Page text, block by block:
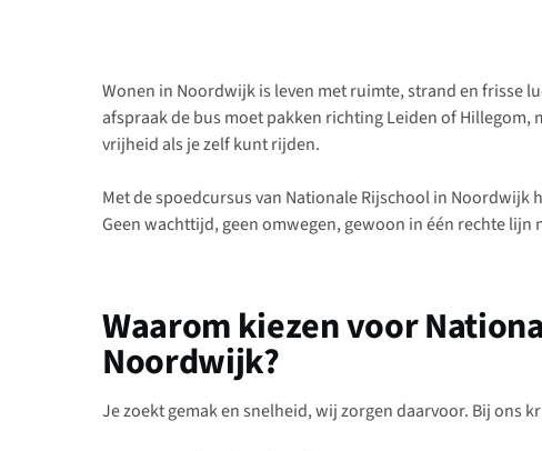
Wonen in Noordwijk is leven met ruimte, strand en frisse
afspraak de bus moet pakken richting Leiden of Hillegom,
vrijheid als je zelf kunt rijden.
Met de spoedcursus van Nationale Rijschool in Noordwijk
Geen wachttijd, geen omwegen, gewoon in één rechte lijn
Waarom kiezen voor
Noordwijk?
Je zoekt gemak en snelheid, wij zorgen daarvoor. Bij ons